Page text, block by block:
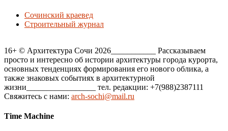
Сочинский краевед
Строительный журнал
16+ © Архитектура Сочи 2026___________ Рассказываем
просто и интересно об истории архитектуры города курорта,
основных тенденциях формирования его нового облика, а
также знаковых событиях в архитектурной
жизни_________________ тел. редакции: +7(988)2387111
Свяжитесь с нами: arch-sochi@mail.ru
Time Machine